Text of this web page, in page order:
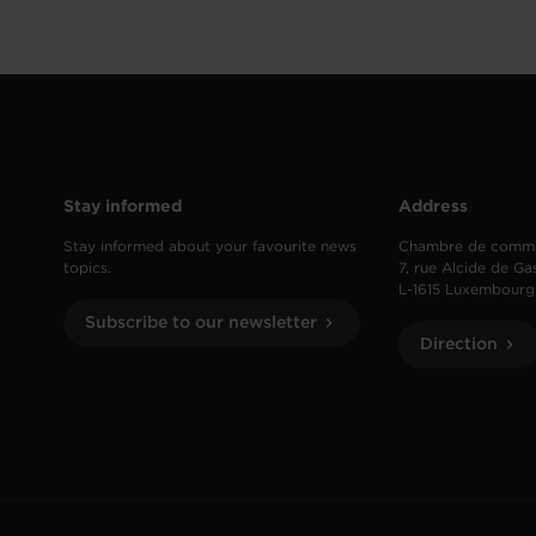
Stay informed
Stay informed about your favourite news
topics.
Subscribe to our newsletter
Address
Chambre de
7, rue Alcide de
L-1615
Direction